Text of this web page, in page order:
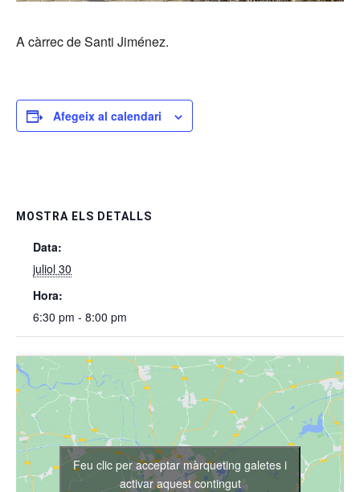
A càrrec de Santi Jiménez.
Afegeix al calendari
MOSTRA ELS DETALLS
Data:
juliol 30
Hora:
6:30 pm - 8:00 pm
Feu clic per acceptar màrqueting galetes i
activar aquest contingut